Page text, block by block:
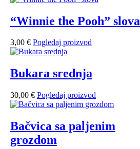
“Winnie the Pooh” slova
3,00 € Pogledaj proizvod
Bukara srednja
30,00 € Pogledaj proizvod
Bačvica sa paljenim
grozdom